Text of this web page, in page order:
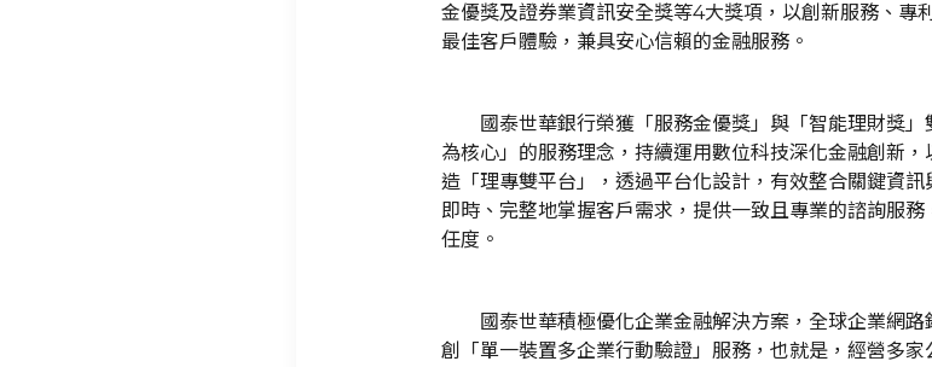
金優獎及證券業資訊安全獎等4大獎項，以創新服務、專
最佳客戶體驗，兼具安心信賴的金融服務。
國泰世華銀行榮獲「服務金優獎」與「智能理財獎
為核心」的服務理念，持續運用數位科技深化金融創新
造「理專雙平台」，透過平台化設計，有效整合關鍵資
即時、完整地掌握客戶需求，提供一致且專業的諮詢服
任度。
國泰世華積極優化企業金融解決方案，全球企業網
創「單一裝置多企業行動驗證」服務，也就是，經營多